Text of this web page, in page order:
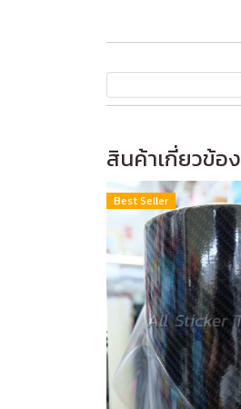
สินค้าเกี่ยวข้อง
Best Seller